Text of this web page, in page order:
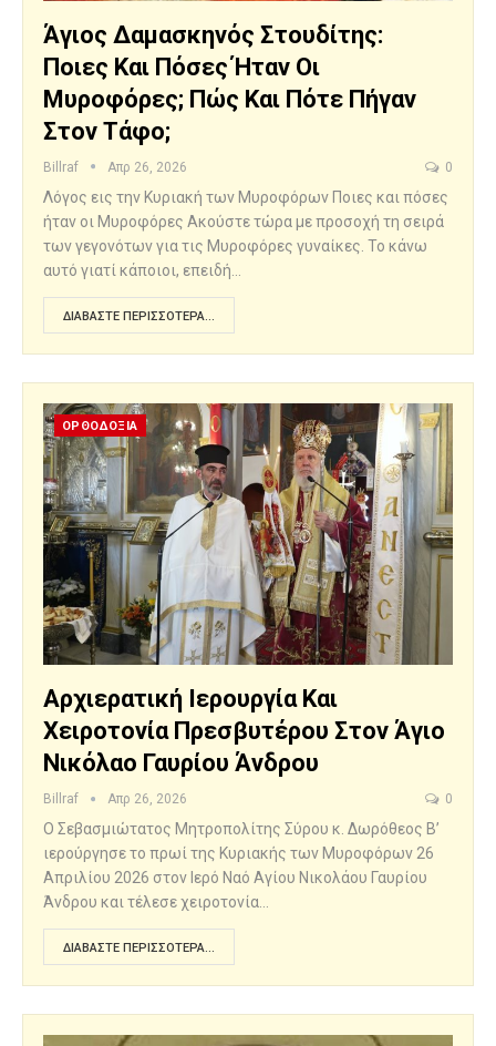
Άγιος Δαμασκηνός Στουδίτης:
Ποιες Και Πόσες Ήταν Οι
Μυροφόρες; Πώς Και Πότε Πήγαν
Στον Τάφο;
Billraf Απρ 26, 2026 0
Λόγος εις την Κυριακή των Μυροφόρων Ποιες και πόσες
ήταν οι Μυροφόρες Ακούστε τώρα με προσοχή τη σειρά
των γεγονότων για τις Μυροφόρες γυναίκες. Το κάνω
αυτό γιατί κάποιοι, επειδή…
ΔΙΑΒΆΣΤΕ ΠΕΡΙΣΣΌΤΕΡΑ...
ΟΡΘΟΔΟΞΙΑ
Αρχιερατική Ιερουργία Και
Χειροτονία Πρεσβυτέρου Στον Άγιο
Νικόλαο Γαυρίου Άνδρου
Billraf Απρ 26, 2026 0
Ο Σεβασμιώτατος Μητροπολίτης Σύρου κ. Δωρόθεος Β’
ιερούργησε το πρωί της Κυριακής των Μυροφόρων 26
Απριλίου 2026 στον Ιερό Ναό Αγίου Νικολάου Γαυρίου
Άνδρου και τέλεσε χειροτονία…
ΔΙΑΒΆΣΤΕ ΠΕΡΙΣΣΌΤΕΡΑ...